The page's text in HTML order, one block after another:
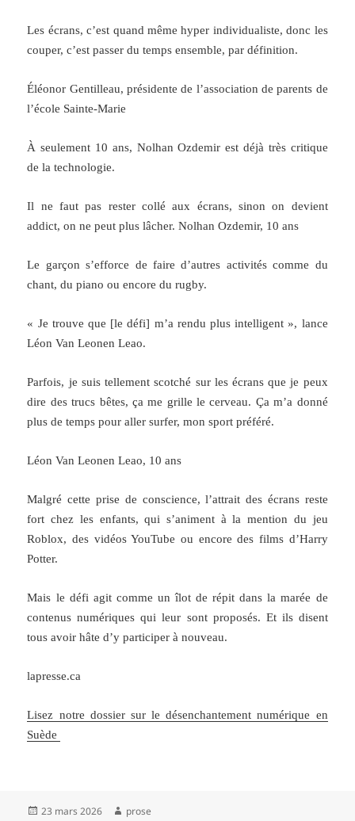
Les écrans, c’est quand même hyper individualiste, donc les
couper, c’est passer du temps ensemble, par définition.
Éléonor Gentilleau, présidente de l’association de parents de
l’école Sainte-Marie
À seulement 10 ans, Nolhan Ozdemir est déjà très critique
de la technologie.
Il ne faut pas rester collé aux écrans, sinon on devient
addict, on ne peut plus lâcher. Nolhan Ozdemir, 10 ans
Le garçon s’efforce de faire d’autres activités comme du
chant, du piano ou encore du rugby.
« Je trouve que [le défi] m’a rendu plus intelligent », lance
Léon Van Leonen Leao.
Parfois, je suis tellement scotché sur les écrans que je peux
dire des trucs bêtes, ça me grille le cerveau. Ça m’a donné
plus de temps pour aller surfer, mon sport préféré.
Léon Van Leonen Leao, 10 ans
Malgré cette prise de conscience, l’attrait des écrans reste
fort chez les enfants, qui s’animent à la mention du jeu
Roblox, des vidéos YouTube ou encore des films d’Harry
Potter.
Mais le défi agit comme un îlot de répit dans la marée de
contenus numériques qui leur sont proposés. Et ils disent
tous avoir hâte d’y participer à nouveau.
lapresse.ca
Lisez notre dossier sur le désenchantement numérique en
Suède
Publié
23 mars 2026 Auteur
prose